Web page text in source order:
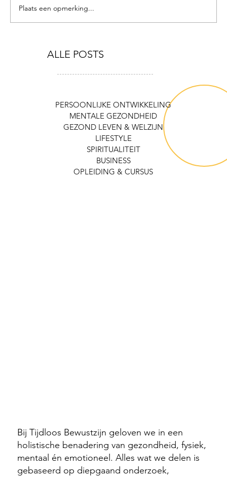
Bij Tijdloos Bewustzijn geloven we in een
holistische benadering van gezondheid, fysiek,
mentaal én emotioneel. Alles wat we delen is
gebaseerd op diepgaand onderzoek,
GEZOND TE BLIJVEN
Plaats een opmerking...
ALLE POSTS
PERSOONLIJKE ONTWIKKELING
MENTALE GEZONDHEID
GEZOND LEVEN & WELZIJN
LIFESTYLE
SPIRITUALITEIT
BUSINESS
OPLEIDING & CURSUS